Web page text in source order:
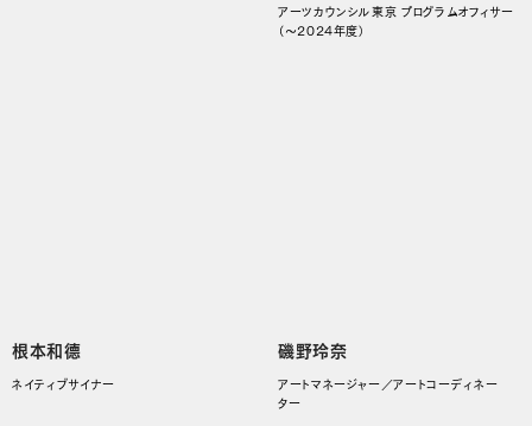
アーツカウンシル東京 プログラムオフィサー
（～2024年度）
根本和德
ネイティブサイナー
磯野玲奈
アートマネージャー／アートコーディネー
ター